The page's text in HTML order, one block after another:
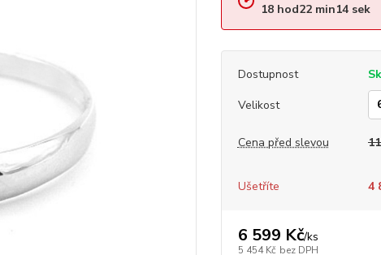
18hod22min13sek
Dostupnost
Velikost
Cena před slevou
Ušetříte
4
6 599 Kč/ks
5 454 Kč bez DPH